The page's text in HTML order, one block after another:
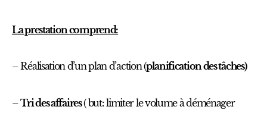
La prestation comprend:
– Réalisation d’un plan d’action (planification des tâches)
–Tri des affaires( but: limiter le volume à déménager